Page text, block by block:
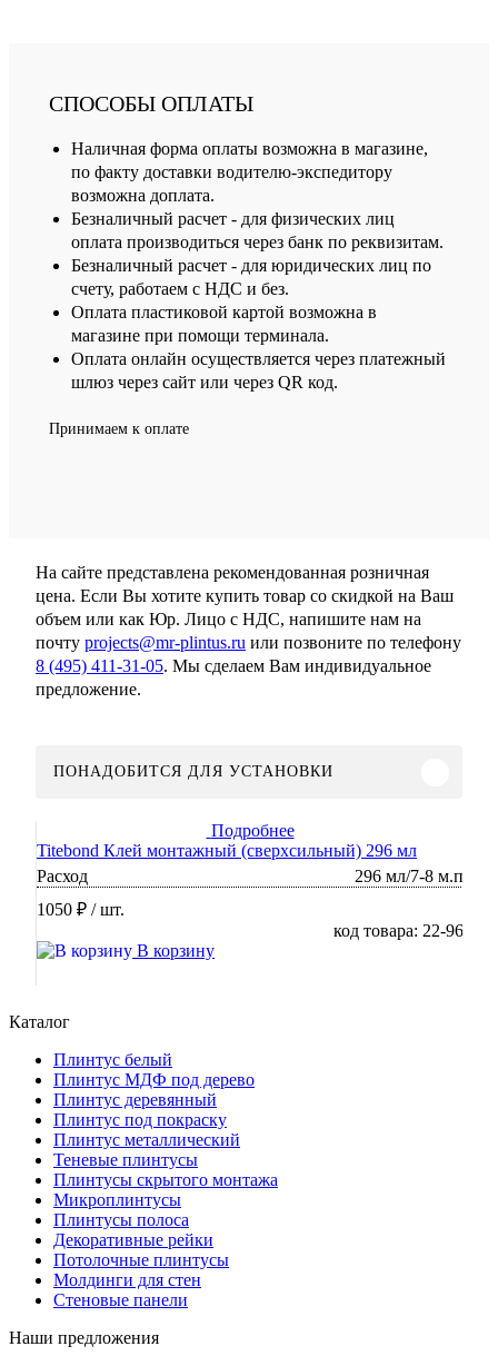
СПОСОБЫ ОПЛАТЫ
Наличная форма оплаты возможна в магазине,
по факту доставки водителю-экспедитору
возможна доплата.
Безналичный расчет - для физических лиц
оплата производиться через банк по реквизитам.
Безналичный расчет - для юридических лиц по
счету, работаем с НДС и без.
Оплата пластиковой картой возможна в
магазине при помощи терминала.
Оплата онлайн осуществляется через платежный
шлюз через сайт или через QR код.
Принимаем к оплате
На сайте представлена рекомендованная розничная
цена. Если Вы хотите купить товар со скидкой на Ваш
объем или как Юр. Лицо с НДС, напишите нам на
почту projects@mr-plintus.ru или позвоните по телефону
8 (495) 411-31-05. Мы сделаем Вам индивидуальное
предложение.
ПОНАДОБИТСЯ ДЛЯ УСТАНОВКИ
Подробнее
Titebond Клей монтажный (сверхсильный) 296 мл
Расход
296 мл/7-8 м.п
1050 ₽ / шт.
код товара: 22-96
В корзину
Каталог
Плинтус белый
Плинтус МДФ под дерево
Плинтус деревянный
Плинтус под покраску
Плинтус металлический
Теневые плинтусы
Плинтусы скрытого монтажа
Микроплинтусы
Плинтусы полоса
Декоративные рейки
Потолочные плинтусы
Молдинги для стен
Стеновые панели
Наши предложения